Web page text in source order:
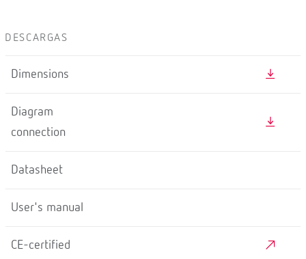
DESCARGAS
Dimensions
Diagram
connection
Datasheet
User's manual
CE-certified